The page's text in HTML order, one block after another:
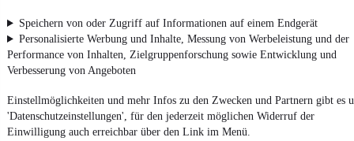
Speichern von oder Zugriff auf Informationen auf einem Endgerät
Personalisierte Werbung und Inhalte, Messung von Werbeleistung und der
Performance von Inhalten, Zielgruppenforschung sowie Entwicklung und
Verbesserung von Angeboten
Einstellmöglichkeiten und mehr Infos zu den Zwecken und Partnern gibt es
'Datenschutzeinstellungen', für den jederzeit möglichen Widerruf der
Einwilligung auch erreichbar über den Link im Menü.
125 kW (170 PS)•Diesel
¹MwSt. ausweisbar